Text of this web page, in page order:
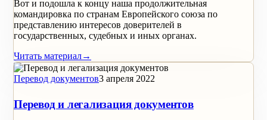
Вот и подошла к концу наша продолжительная
командировка по странам Европейского союза по
представлению интересов доверителей в
государственных, судебных и иных органах.
Читать материал→
Перевод документов3 апреля 2022
Перевод и легализация документов